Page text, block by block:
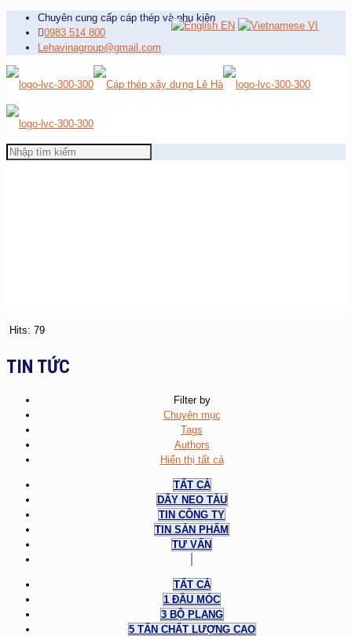
Chuyên cung cấp cáp thép và phụ kiện
0983 514 800
Lehavinagroup@gmail.com
Hits: 79
TIN TỨC
Filter by
Chuyên mục
Tags
Authors
Hiển thị tất cả
TẤT CẢ
DÂY NEO TÀU
TIN CÔNG TY
TIN SẢN PHẨM
TƯ VẤN
TẤT CẢ
1 ĐẦU MÓC
3 BỘ PLANG
5 TẤN CHẤT LƯỢNG CAO
EN VI